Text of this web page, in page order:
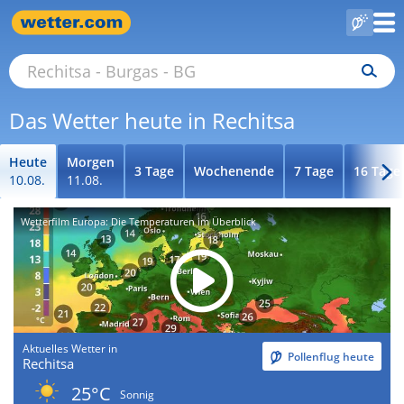
Das Wetter heute in Rechitsa
Heute
10.08.
Morgen
11.08.
3 Tage Wochenende 7 Tage 16 Tage
Wetterfilm Europa: Die Temperaturen im Überblick
Aktuelles Wetter in
Rechitsa Pollenflug heute
25°C
Sonnig